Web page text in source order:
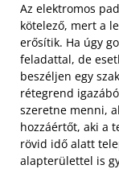
Az elektromos
kötelező, mert a
erősítik. Ha úgy
feladattal, de
beszéljen egy
rétegrend
szeretne menni,
hozzáértőt, aki a
rövid idő alatt
alapterülettel is